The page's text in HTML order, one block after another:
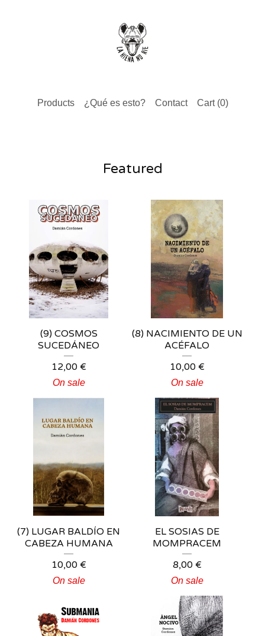
Products ¿Qué es esto? Contact Cart (0)
Featured
(9) COSMOS
SUCEDÁNEO
12,00 €
On sale
(8) NACIMIENTO DE UN
ACÉFALO
10,00 €
On sale
(7) LUGAR BALDÍO EN
CABEZA HUMANA
10,00 €
On sale
EL SOSIAS DE
MOMPRACEM
8,00 €
On sale